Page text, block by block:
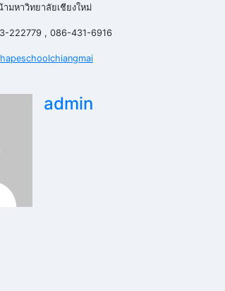
ามหาวิทยาลัยเชียงใหม่
222779 , 086-431-6916
admin